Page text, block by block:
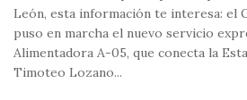
León, esta información te interesa: el
puso en marcha el nuevo servicio
Alimentadora A-05, que conecta la
Timoteo Lozano...